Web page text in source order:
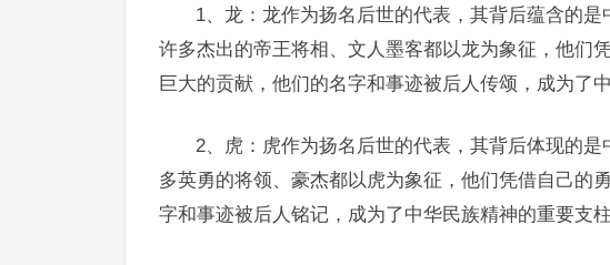
1、龙：龙作为扬名后世的代表，其背后蕴含的
许多杰出的帝王将相、文人墨客都以龙为象征，他们
巨大的贡献，他们的名字和事迹被后人传颂，成为了
2、虎：虎作为扬名后世的代表，其背后体现的
多英勇的将领、豪杰都以虎为象征，他们凭借自己的
字和事迹被后人铭记，成为了中华民族精神的重要支柱